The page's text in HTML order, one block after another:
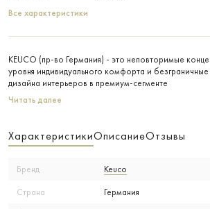
Все характеристики
KEUCO (пр-во Германия) - это неповторимые
уровня индивидуального комфорта и
дизайна интерьеров в премиум-сегменте
Читать далее
ХарактеристикиОписаниеОтзывы
Бренд Keuco
Страна Германия